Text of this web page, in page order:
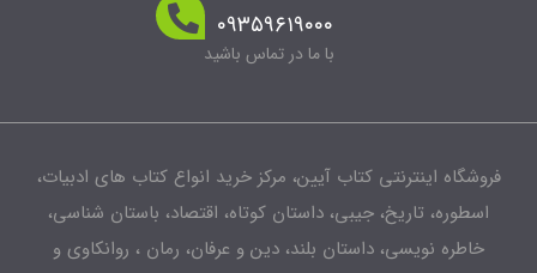
۰۹۳۵۹۶۱۹۰۰۰
با ما در تماس باشید
فروشگاه اینترنتی کتاب آیین، مرکز خرید انواع کتاب های ادبیات،
اسطوره، تاریخ، جیبی، داستان کوتاه، اقتصاد، باستان شناسی،
خاطره نویسی، داستان بلند، دین و عرفان، رمان ، روانکاوی و